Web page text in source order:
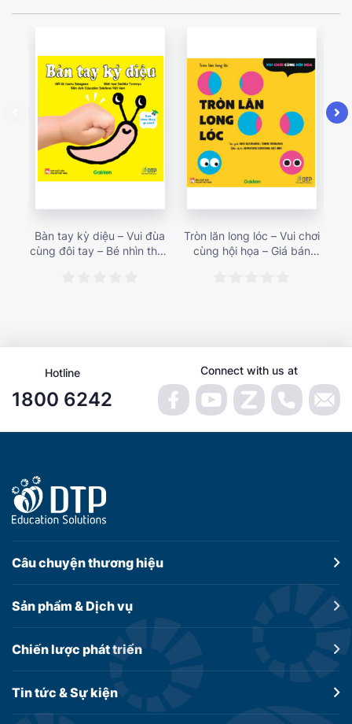
Bàn tay kỳ diệu – Vui đùa
cùng đôi tay – Bé nhìn thấy
Tròn lăn long lóc – Vui chơi
cùng hội họa – Giá bán
Hotline
1800 6242
Connect with us at
Câu chuyệnthương hiệu
Sản phẩm &Dịch vụ
Chiến lược phát triển
Tin tức &Sự kiện